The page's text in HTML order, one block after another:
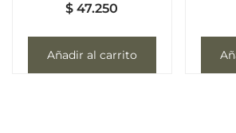
$ 47.250
Añadir al carrito